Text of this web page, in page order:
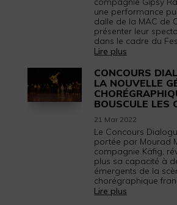
une performance
dalle de la MAC de
présenter leur
dans le cadre du
Lire plus
CONCOURS
LA NOUVELLE
BOUSCULE LES
21 Mar 2022
Le Concours
portée par Mourad
compagnie Käfig,
plus sa capacité à
émergents de la
chorégraphique
Lire plus